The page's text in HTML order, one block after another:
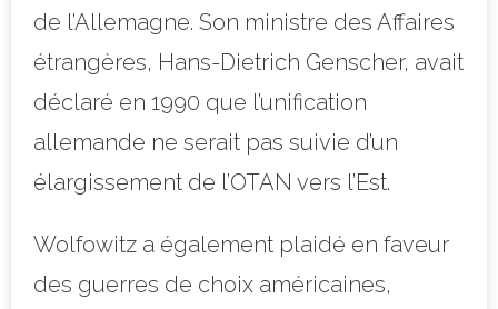
de l’Allemagne. Son ministre des Affaires
étrangères, Hans-Dietrich Genscher, avait
déclaré en 1990 que l’unification
allemande ne serait pas suivie d’un
élargissement de l’OTAN vers l’Est.
Wolfowitz a également plaidé en faveur
des guerres de choix américaines,